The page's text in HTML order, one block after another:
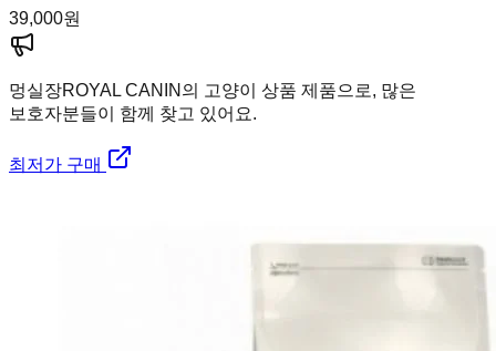
39,000원
멍실장ROYAL CANIN의 고양이 상품 제품으로, 많은
보호자분들이 함께 찾고 있어요.
최저가 구매